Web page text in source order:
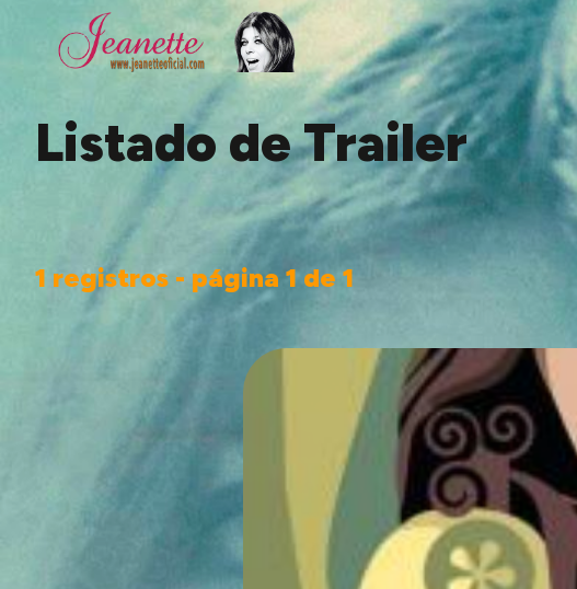
Listado de Trailer
1 registros - página 1 de 1